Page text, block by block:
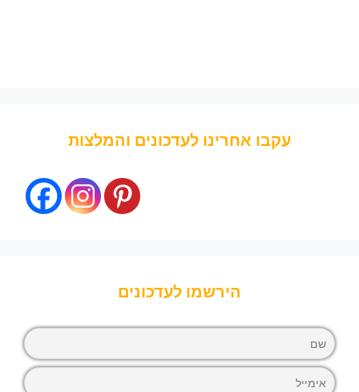
עקבו אחרינו לעדכונים והמלצות
הירשמו לעדכונים